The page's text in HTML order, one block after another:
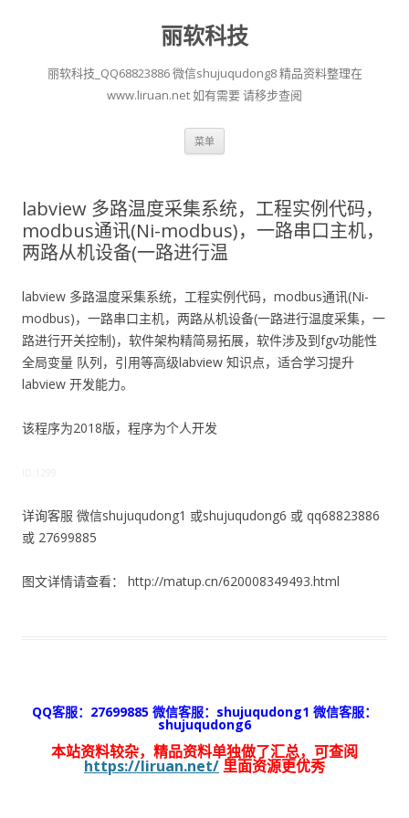
丽软科技
丽软科技_QQ68823886 微信shujuqudong8 精品资料整理在
www.liruan.net 如有需要 请移步查阅
菜单
labview 多路温度采集系统，工程实例代码，
modbus通讯(Ni-modbus)，一路串口主机，
两路从机设备(一路进行温
labview 多路温度采集系统，工程实例代码，modbus通讯(Ni-
modbus)，一路串口主机，两路从机设备(一路进行温度采集，一
路进行开关控制)，软件架构精简易拓展，软件涉及到fgv功能性
全局变量 队列，引用等高级labview 知识点，适合学习提升
labview 开发能力。
该程序为2018版，程序为个人开发
ID:1299
详询客服 微信shujuqudong1 或shujuqudong6 或 qq68823886
或 27699885
图文详情请查看： http://matup.cn/620008349493.html
QQ客服：27699885 微信客服：shujuqudong1 微信客服：
shujuqudong6
本站资料较杂，精品资料单独做了汇总，可查阅
https://liruan.net/ 里面资源更优秀